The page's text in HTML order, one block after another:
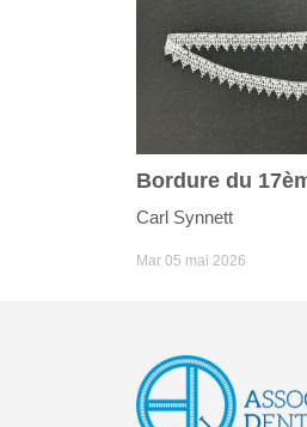
Carl Synnett
Mar 05 mai 2026